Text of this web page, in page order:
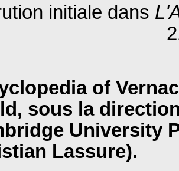
initiale dans
of
sous la
University
Lassure).